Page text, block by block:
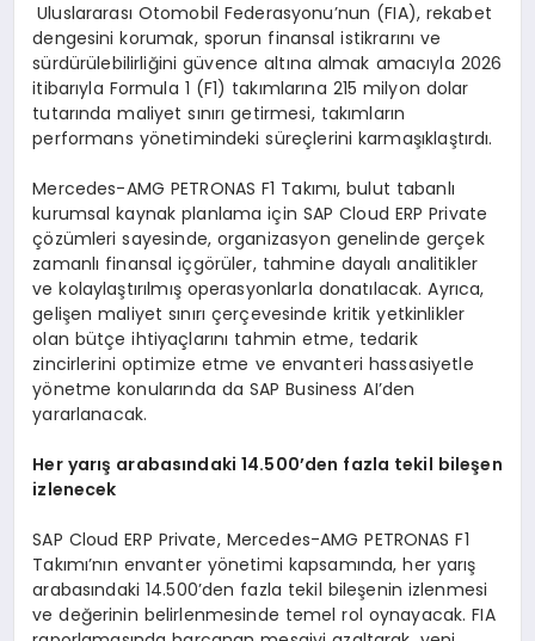
Uluslararası Otomobil Federasyonu’nun (FIA), rekabet
dengesini korumak, sporun finansal istikrarını ve
sürdürülebilirliğini güvence altına almak amacıyla 2026
itibarıyla Formula 1 (F1) takımlarına 215 milyon dolar
tutarında maliyet sınırı getirmesi, takımların
performans yönetimindeki süreçlerini karmaşıklaştırdı.
Mercedes-AMG PETRONAS F1 Takımı, bulut tabanlı
kurumsal kaynak planlama için SAP Cloud ERP Private
çözümleri sayesinde, organizasyon genelinde gerçek
zamanlı finansal içgörüler, tahmine dayalı analitikler
ve kolaylaştırılmış operasyonlarla donatılacak. Ayrıca,
gelişen maliyet sınırı çerçevesinde kritik yetkinlikler
olan bütçe ihtiyaçlarını tahmin etme, tedarik
zincirlerini optimize etme ve envanteri hassasiyetle
yönetme konularında da SAP Business AI’den
yararlanacak.
Her yarış arabasındaki 14.500’den fazla tekil bileşen
izlenecek
SAP Cloud ERP Private, Mercedes-AMG PETRONAS F1
Takımı’nın envanter yönetimi kapsamında, her yarış
arabasındaki 14.500’den fazla tekil bileşenin izlenmesi
ve değerinin belirlenmesinde temel rol oynayacak. FIA